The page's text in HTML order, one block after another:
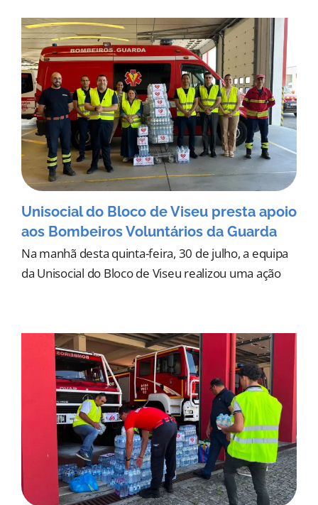
Unisocial do Bloco de Viseu presta apoio
aos Bombeiros Voluntários da Guarda
Na manhã desta quinta-feira, 30 de julho, a equipa
da Unisocial do Bloco de Viseu realizou uma ação